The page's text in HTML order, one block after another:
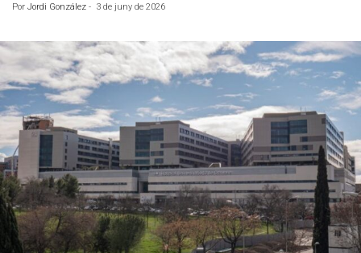
Por Jordi González - 3 de juny de 2026